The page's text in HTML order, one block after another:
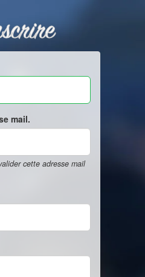
mail.
cette adresse mail